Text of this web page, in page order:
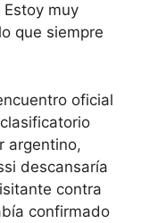
muy
que siempre
oficial
argentino,
descansaría
contra
confirmado